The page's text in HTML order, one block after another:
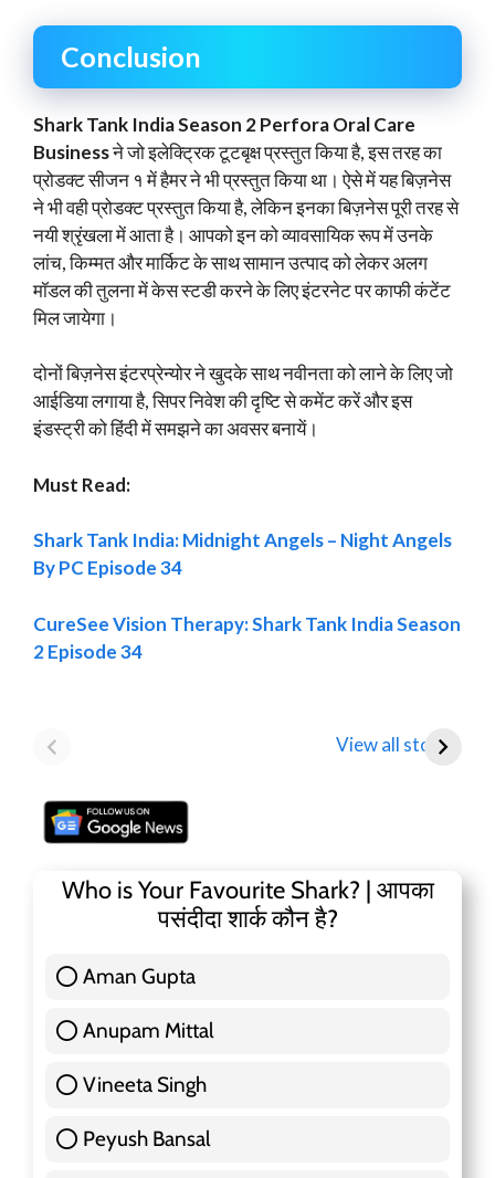
Conclusion
Shark Tank India Season 2 Perfora Oral Care
Businessने जो इलेक्ट्रिक टूटबृक्ष प्रस्तुत किया है, इस तरह का
प्रोडक्ट सीजन १ में हैमर ने भी प्रस्तुत किया था। ऐसे में यह बिज़नेस
ने भी वही प्रोडक्ट प्रस्तुत किया है, लेकिन इनका बिज़नेस पूरी तरह से
नयी श्रृंखला में आता है। आपको इन को व्यावसायिक रूप में उनके
लांच, किम्मत और मार्किट के साथ सामान उत्पाद को लेकर अलग
मॉडल की तुलना में केस स्टडी करने के लिए इंटरनेट पर काफी कंटेंट
मिल जायेगा।
दोनों बिज़नेस इंटरप्रेन्योर ने खुदके साथ नवीनता को लाने के लिए जो
आईडिया लगाया है, सिपर निवेश की दृष्टि से कमेंट करें और इस
इंडस्ट्री को हिंदी में समझने का अवसर बनायें।
Must Read:
Shark Tank India: Midnight Angels – Night Angels
By PC Episode 34
CureSee Vision Therapy: Shark Tank India Season
2 Episode 34
View all stories
Parent Honasa
Shares Fall Below
Who is Your Favourite Shark? | आपका
पसंदीदा शार्क कौन है?
Aman Gupta
Anupam Mittal
Vineeta Singh
Peyush Bansal